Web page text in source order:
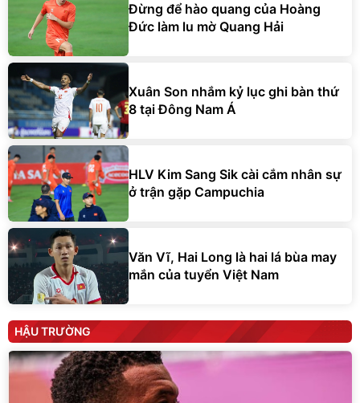
Đừng để hào quang của Hoàng
Đức làm lu mờ Quang Hải
Xuân Son nhắm kỷ lục ghi bàn thứ
8 tại Đông Nam Á
HLV Kim Sang Sik cài cắm nhân sự
ở trận gặp Campuchia
Văn Vĩ, Hai Long là hai lá bùa may
mắn của tuyển Việt Nam
HẬU TRƯỜNG